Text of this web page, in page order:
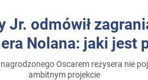
Jr. odmówił
Nolana: jaki jest
Oscarem reżysera nie
ambitnym projekcie